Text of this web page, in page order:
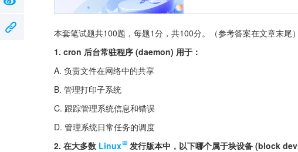
本套笔试题共100题，每题1分，共100分。（参考答案在文章末尾）
1. cron 后台常驻程序 (daemon) 用于：
A. 负责文件在网络中的共享
B. 管理打印子系统
C. 跟踪管理系统信息和错误
D. 管理系统日常任务的调度
2. 在大多数 Linux
发行版本中，以下哪个属于块设备 (block